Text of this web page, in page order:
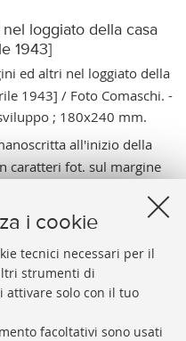
i cookie
tecnici necessari per il
strumenti di
attivare solo con il tuo
facoltativi sono usati
loggiato della casa
1943]
ed altri nel loggiato della
1943] / Foto Comaschi. -
; 180x240 mm.
all'inizio della
caratteri fot. sul margine
Nazionale (6.02-
dell'Università di
SebinaOpac/.do?